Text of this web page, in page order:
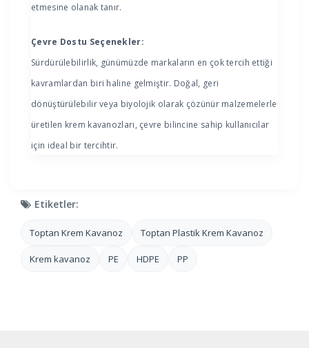
etmesine olanak tanır.
Çevre Dostu Seçenekler:
Sürdürülebilirlik, günümüzde markaların en çok tercih ettiği
kavramlardan biri haline gelmiştir. Doğal, geri
dönüştürülebilir veya biyolojik olarak çözünür malzemelerle
üretilen krem kavanozları, çevre bilincine sahip kullanıcılar
için ideal bir tercihtir.
Etiketler:
Toptan Krem Kavanoz Toptan Plastik Krem Kavanoz
Krem kavanoz PE HDPE PP